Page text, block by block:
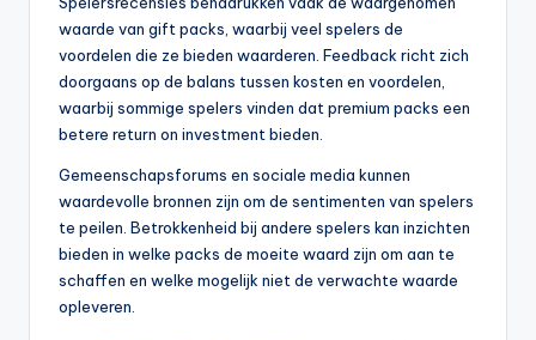
waarde van gift packs, waarbij veel spelers de
voordelen die ze bieden waarderen. Feedback richt zich
doorgaans op de balans tussen kosten en voordelen,
waarbij sommige spelers vinden dat premium packs een
betere return on investment bieden.
Gemeenschapsforums en sociale media kunnen
waardevolle bronnen zijn om de sentimenten van spelers
te peilen. Betrokkenheid bij andere spelers kan inzichten
bieden in welke packs de moeite waard zijn om aan te
schaffen en welke mogelijk niet de verwachte waarde
opleveren.